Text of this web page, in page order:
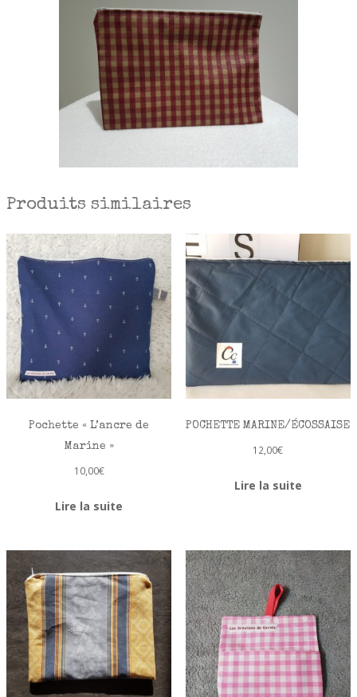
Produits similaires
Pochette « L’ancre de
Marine »
10,00€
Lire la suite
POCHETTE MARINE/ÉCOSSAISE
12,00€
Lire la suite